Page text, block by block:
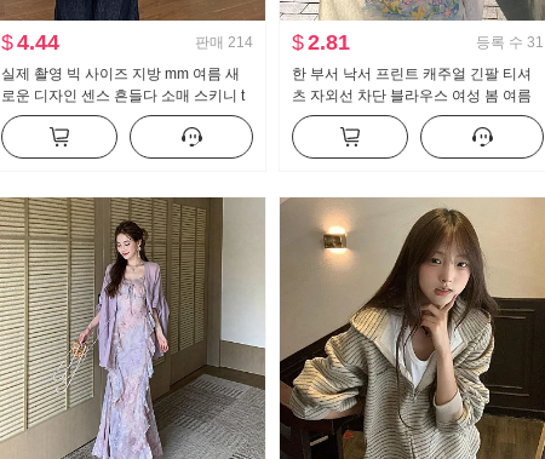
$4.44 판매 214
실제 촬영 빅 사이즈 지방 mm 여름 새
로운 디자인 센스 흔들다 소매 스키니 t
캐주얼 슬림해 보이는 몸매 가꾸기 만나
는 맨위
$2.81 등록 수 31
한 부서 낙서 프린트 캐주얼 긴팔 티셔
츠 자외선 차단 블라우스 여성 봄 여름
루즈핏 느긋한 차가운 센스 라운드 넥
맨위